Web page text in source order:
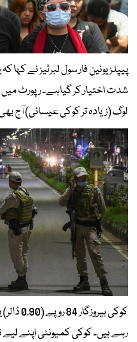
پیپلز یونین فار سول لبرٹیز نے کہا
لوگ (زیادہ تر کوکی عیسائی) آج
کوکی
رہے ہیں۔ کوکی کمیونٹی اپنے لیے